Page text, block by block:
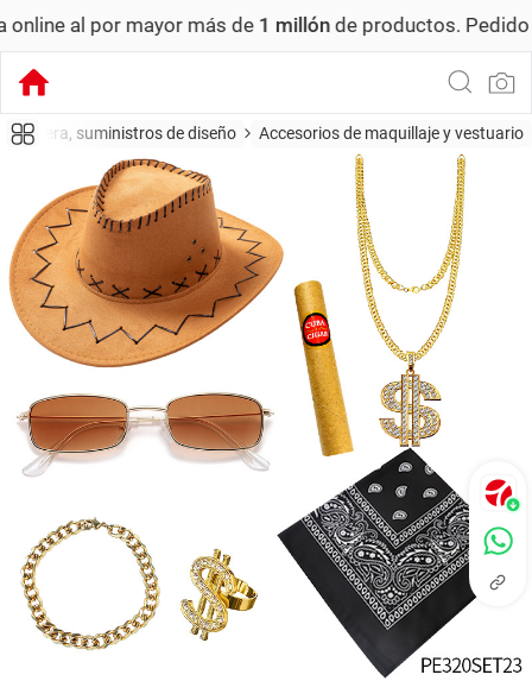
mayor más de1 millónde productos. Pedido mínimo:
suministros de diseño Accesorios de maquillaje y vestuario